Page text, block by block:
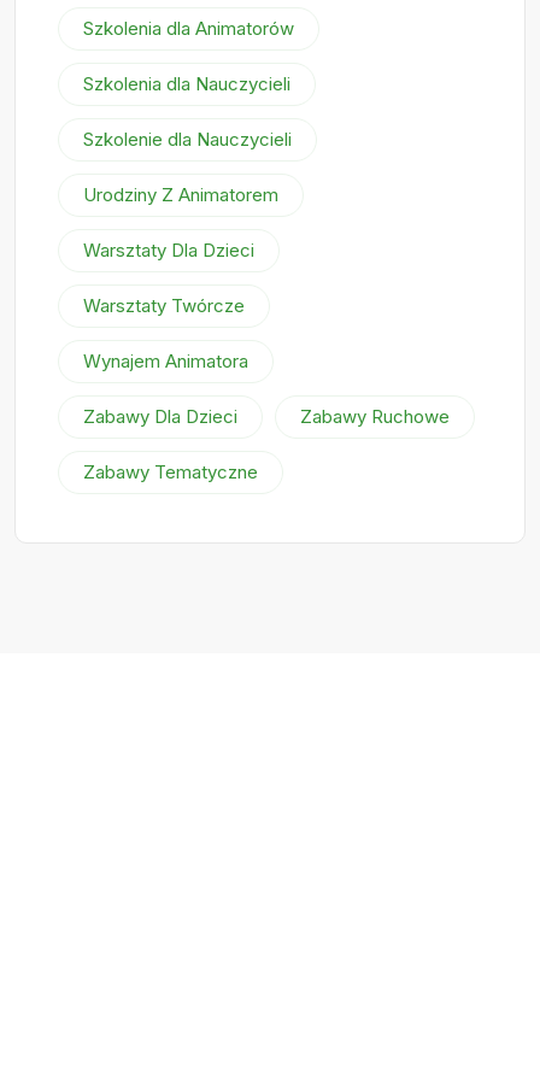
Szkolenia dla Animatorów
Szkolenia dla Nauczycieli
Szkolenie dla Nauczycieli
Urodziny Z Animatorem
Warsztaty Dla Dzieci
Warsztaty Twórcze
Wynajem Animatora
Zabawy Dla Dzieci Zabawy Ruchowe
Zabawy Tematyczne